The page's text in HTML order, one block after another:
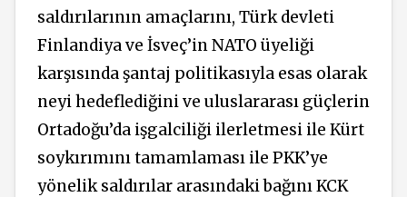
saldırılarının amaçlarını, Türk devleti
Finlandiya ve İsveç’in NATO üyeliği
karşısında şantaj politikasıyla esas olarak
neyi hedeflediğini ve uluslararası güçlerin
Ortadoğu’da işgalciliği ilerletmesi ile Kürt
soykırımını tamamlaması ile PKK’ye
yönelik saldırılar arasındaki bağını KCK